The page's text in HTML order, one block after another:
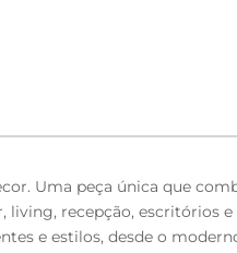
Uma peça única que
recepção, escritórios
e estilos, desde o